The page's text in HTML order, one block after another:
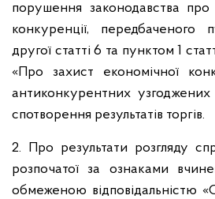
порушення законодавства про
конкуренції,
другої статті 6 та пунктом 1
«Про захист економічної
антиконкурентних
спотворення результатів торгів.
2. Про результати розгляду
розпочатої за ознаками
обмеженою відповідальністю